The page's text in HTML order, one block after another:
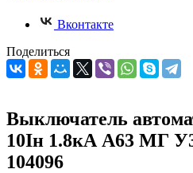
Вконтакте
Поделиться
Выключатель
10Iн 1.8кА А63 МГ
104096